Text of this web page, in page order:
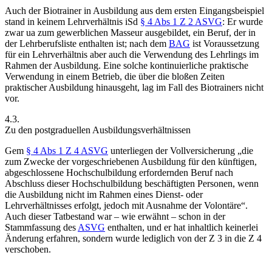
Auch der Biotrainer in Ausbildung aus dem ersten Eingangsbeispiel
stand in keinem Lehrverhältnis iSd § 4 Abs 1 Z 2 ASVG: Er wurde
zwar ua zum gewerblichen Masseur ausgebildet, ein Beruf, der in
der Lehrberufsliste enthalten ist; nach dem BAG ist Voraussetzung
für ein Lehrverhältnis aber auch die Verwendung des Lehrlings im
Rahmen der Ausbildung. Eine solche kontinuierliche praktische
Verwendung in einem Betrieb, die über die bloßen Zeiten
praktischer Ausbildung hinausgeht, lag im Fall des Biotrainers nicht
vor.
4.3.
Zu den postgraduellen Ausbildungsverhältnissen
Gem § 4 Abs 1 Z 4 ASVG unterliegen der Vollversicherung „die
zum Zwecke der vorgeschriebenen Ausbildung für den künftigen,
abgeschlossene Hochschulbildung erfordernden Beruf nach
Abschluss dieser Hochschulbildung beschäftigten Personen, wenn
die Ausbildung nicht im Rahmen eines Dienst- oder
Lehrverhältnisses erfolgt, jedoch mit Ausnahme der Volontäre“.
Auch dieser Tatbestand war – wie erwähnt – schon in der
Stammfassung des ASVG enthalten, und er hat inhaltlich keinerlei
Änderung erfahren, sondern wurde lediglich von der Z 3 in die Z 4
verschoben.